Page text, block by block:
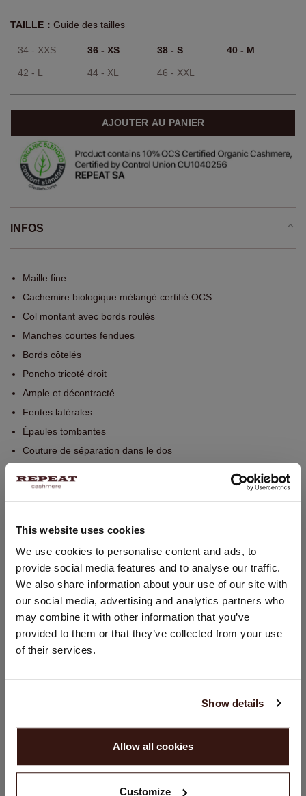
This website uses cookies
We use cookies to personalise content and ads, to
provide social media features and to analyse our traffic.
We also share information about your use of our site with
our social media, advertising and analytics partners who
may combine it with other information that you’ve
provided to them or that they’ve collected from your use
of their services.
Show details
Allow all cookies
Customize
TAILLE： Guide des tailles
34 - XXS 36 - XS 38 - S 40 - M
42 - L 44 - XL 46 - XXL
AJOUTER AU PANIER
INFOS
Maille fine
Cachemire biologique mélangé certifié OCS
Col montant avec bords roulés
Manches courtes fendues
Bords côtelés
Poncho tricoté droit
Ample et décontracté
Fentes latérales
Épaules tombantes
Couture de séparation dans le dos
Lavage à la main, nettoyage à sec autorisé
TAILLE & COUPE
ENTRETIEN
LIVRAISON ET RETOURS
VOUS ALLEZ ADORER ÇA
CHANGER DE PAYS
Vous visitez Repeat cashmere depuis Pays - Bas (€).
Souhaitez-vous mettre à jour votre localisation ?
États-Unis ($)
CONTINUER